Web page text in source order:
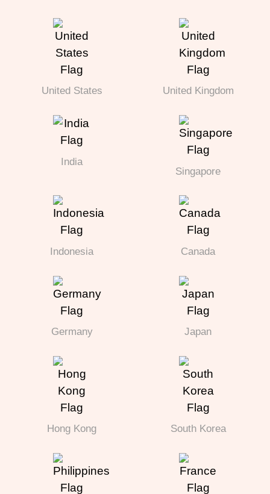
United States United Kingdom
India
Singapore
Indonesia Canada
Germany Japan
Hong Kong South Korea